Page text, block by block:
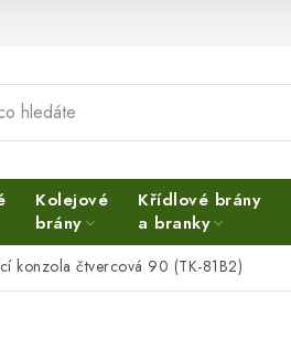
Kolejové
brány
Křídlové brány
a branky
konzola čtvercová 90 (TK-81B2)